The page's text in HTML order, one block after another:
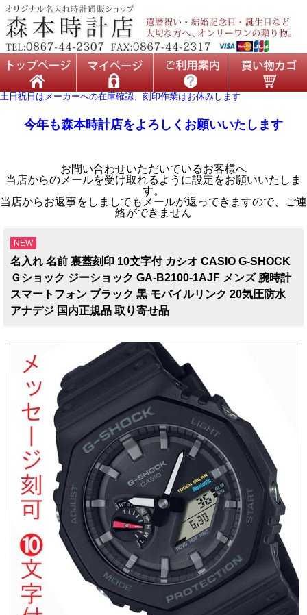
土日祝日はメーカーへの在庫確認、刻印作業はお休みします
今年も森本時計店をよろしくお願いいたします
お問い合わせいただいているお客様へ
当店からのメールを受け取れるように設定をお願いいたしま
す。
当店からお返事をしましてもメールが返ってきますので、ご連
絡ができません
NEW
名入れ 名前 裏蓋刻印 10文字付 カシオ CASIO G-SHOCK
Ｇショック ジーショック GA-B2100-1AJF メンズ 腕時計
スマートフォン ブラック 黒 モバイルリンク 20気圧防水
アナデジ 国内正規品 取り寄せ品